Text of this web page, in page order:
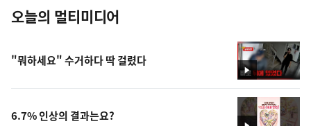
오늘의 멀티미디어
영
상
"뭐하세요" 수거하다 딱 걸렸다
6.7% 인상의 결과는요?